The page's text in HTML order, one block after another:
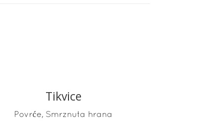
READ MORE
Tikvice
Povrće, Smrznuta hrana